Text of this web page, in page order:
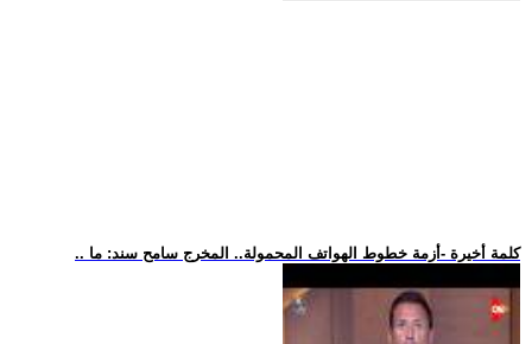
.. كلمة أخيرة -أزمة خطوط الهواتف المحمولة.. المخرج سامح سند: ما